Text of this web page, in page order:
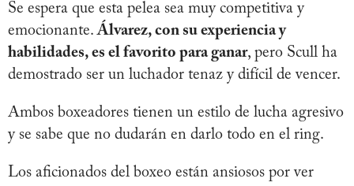
Se espera que esta pelea sea muy competitiva y
emocionante.Álvarez, con su experiencia y
habilidades, es el favorito para ganar, pero Scull ha
demostrado ser un luchador tenaz y difícil de vencer.
Ambos boxeadores tienen un estilo de lucha agresivo
y se sabe que no dudarán en darlo todo en el ring.
Los aficionados del boxeo están ansiosos por ver